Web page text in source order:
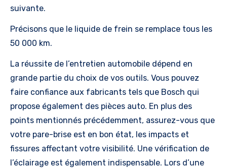
suivante.
Précisons que le liquide de frein se remplace tous les
50 000 km.
La réussite de l’entretien automobile dépend en
grande partie du choix de vos outils. Vous pouvez
faire confiance aux fabricants tels que Bosch qui
propose également des pièces auto. En plus des
points mentionnés précédemment, assurez-vous que
votre pare-brise est en bon état, les impacts et
fissures affectant votre visibilité. Une vérification de
l’éclairage est également indispensable. Lors d’une